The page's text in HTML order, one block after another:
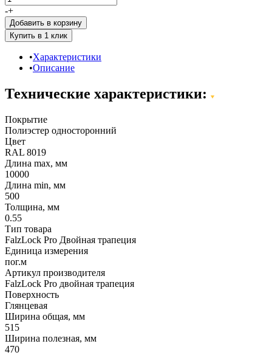
-+
Добавить в корзину
Характеристики
Описание
Технические характеристики:
Покрытие
Полиэстер односторонний
Цвет
RAL 8019
Длина max, мм
10000
Длина min, мм
500
Толщина, мм
0.55
Тип товара
FalzLock Pro Двойная трапеция
Единица измерения
пог.м
Артикул производителя
FalzLock Pro двойная трапеция
Поверхность
Глянцевая
Ширина общая, мм
515
Ширина полезная, мм
470